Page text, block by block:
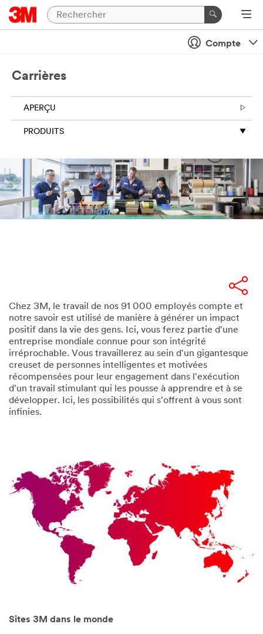
Compte
Carrières
APERÇU
PRODUITS
Chez 3M, le travail de nos 91 000 employés compte et
notre savoir est utilisé de manière à générer un impact
positif dans la vie des gens. Ici, vous ferez partie d'une
entreprise mondiale connue pour son intégrité
irréprochable. Vous travaillerez au sein d'un gigantesque
creuset de personnes intelligentes et motivées
récompensées pour leur engagement dans l'exécution
d'un travail stimulant qui les pousse à apprendre et à se
développer. Ici, les possibilités qui s'offrent à vous sont
infinies.
Sites 3M dans le monde